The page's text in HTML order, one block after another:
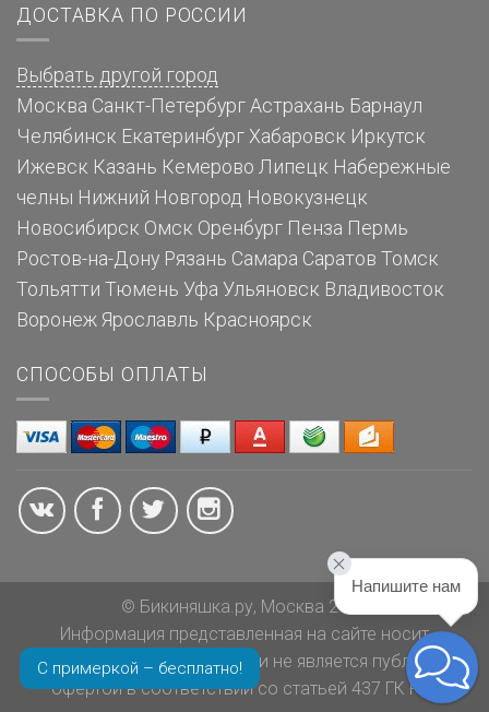
ДОСТАВКА ПО РОССИИ
Выбрать другой город
Москва Санкт-Петербург Астрахань Барнаул
Челябинск Екатеринбург Хабаровск Иркутск
Ижевск Казань Кемерово Липецк Набережные
челны Нижний Новгород Новокузнецк
Новосибирск Омск Оренбург Пенза Пермь
Ростов-на-Дону Рязань Самара Саратов Томск
Тольятти Тюмень Уфа Ульяновск Владивосток
Воронеж Ярославль Красноярск
СПОСОБЫ ОПЛАТЫ
С примеркой – бесплатно!
© Бикиняшка.ру, Москва 2026
Информация представленная на сайте носит
ознакомительный характер и не является публичной
офертой в соответствии со статьей 437 ГК РФ.
Напишите нам